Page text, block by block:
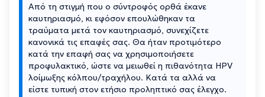
Από τη στιγμή που ο σύντροφός ορθά έκανε
καυτηριασμό, κι εφόσον επουλώθηκαν τα
τραύματα μετά τον καυτηριασμό, συνεχίζετε
κανονικά τις επαφές σας. Θα ήταν προτιμότερο
κατά την επαφή σας να χρησιμοποιήσετε
προφυλακτικό, ώστε να μειωθεί η πιθανότητα HPV
λοίμωξης κόλπου/τραχήλου. Κατά τα αλλά να
είστε τυπική στον ετήσιο προληπτικό σας έλεγχο.